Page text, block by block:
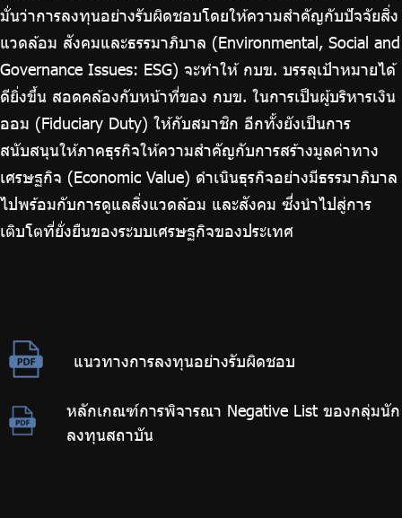
ไทย | Eng
มั่นว่าการลงทุนอย่างรับผิดชอบโดยให้ความสำคัญกับปัจจัยสิ่ง
แวดล้อม สังคมและธรรมาภิบาล (Environmental, Social and
Governance Issues: ESG) จะทำให้ กบข. บรรลุเป้าหมายได้
ดียิ่งขึ้น สอดคล้องกับหน้าที่ของ กบข. ในการเป็นผู้บริหารเงิน
ออม (Fiduciary Duty) ให้กับสมาชิก อีกทั้งยังเป็นการ
สนับสนุนให้ภาคธุรกิจให้ความสำคัญกับการสร้างมูลค่าทาง
เศรษฐกิจ (Economic Value) ดำเนินธุรกิจอย่างมีธรรมาภิบาล
ไปพร้อมกับการดูแลสิ่งแวดล้อม และสังคม ซึ่งนำไปสู่การ
เติบโตที่ยั่งยืนของระบบเศรษฐกิจของประเทศ
แนวทางการลงทุนอย่างรับผิดชอบ
หลักเกณฑ์การพิจารณา Negative List ของกลุ่มนัก
ลงทุนสถาบัน